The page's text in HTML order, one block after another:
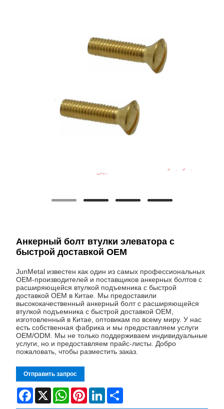
Анкерный болт втулки элеватора с
быстрой доставкой OEM
JunMetal известен как один из самых профессиональных
OEM-производителей и поставщиков анкерных болтов с
расширяющейся втулкой подъемника с быстрой
доставкой OEM в Китае. Мы предоставили
высококачественный анкерный болт с расширяющейся
втулкой подъемника с быстрой доставкой OEM,
изготовленный в Китае, оптовикам по всему миру. У нас
есть собственная фабрика и мы предоставляем услуги
OEM/ODM. Мы не только поддерживаем индивидуальные
услуги, но и предоставляем прайс-листы. Добро
пожаловать, чтобы разместить заказ.
Отправить запрос
Facebook
X WhatsAppPinterestLinkedIn